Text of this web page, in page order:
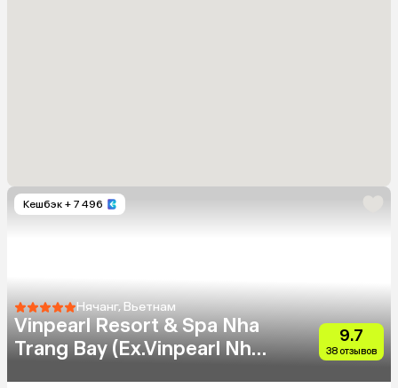
Кешбэк + 7 496
Нячанг, Вьетнам
Vinpearl Resort & Spa Nha
Trang Bay (Ex.Vinpearl Nha
9.7
38 отзывов